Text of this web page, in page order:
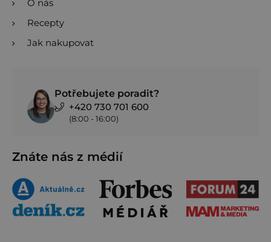
O nás
Recepty
Jak nakupovat
Potřebujete poradit?
+420 730 701 600
(8:00 - 16:00)
Znáte nás z médií